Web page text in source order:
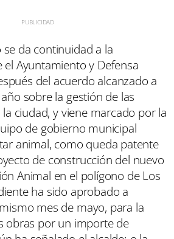
da continuidad a la
Ayuntamiento y Defensa
del acuerdo alcanzado a
sobre la gestión de las
ciudad, y viene marcado por la
de gobierno municipal
animal, como queda patente
de construcción del nuevo
Animal en el polígono de Los
ha sido aprobado a
mes de mayo, para la
obras por un importe de